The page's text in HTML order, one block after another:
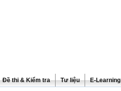
Đề thi & Kiểm tra Tư liệu E-Learning